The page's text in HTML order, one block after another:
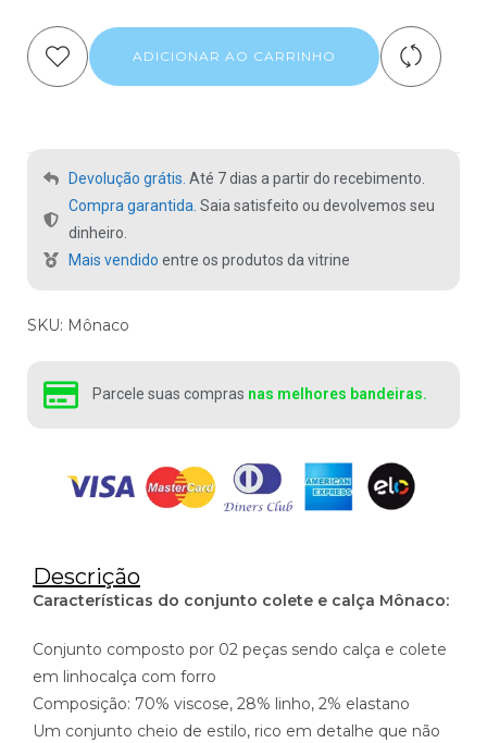
ADICIONAR AO CARRINHO
Devolução grátis. Até 7 dias a partir do recebimento.
Compra garantida. Saia satisfeito ou devolvemos seu
dinheiro.
Mais vendido entre os produtos da vitrine
SKU: Mônaco
Parcele suas compras nas melhores bandeiras.
Descrição
Características do conjunto colete e calça Mônaco:
Conjunto composto por 02 peças sendo calça e colete
em linhocalça com forro
Composição: 70% viscose, 28% linho, 2% elastano
Um conjunto cheio de estilo, rico em detalhe que não